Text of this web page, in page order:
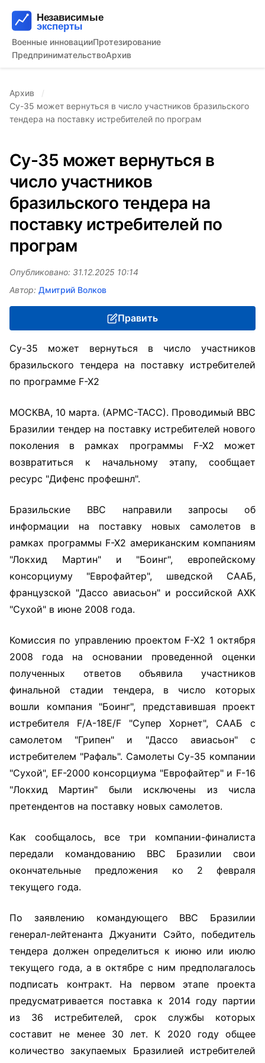
Военные инновацииПротезирование
ПредпринимательствоАрхив
Архив
Су-35 может вернуться в число участников бразильского
тендера на поставку истребителей по програм
Су-35 может вернуться в
число участников
бразильского тендера на
поставку истребителей по
програм
Опубликовано: 31.12.2025 10:14
Автор: Дмитрий Волков
Править
Су-35 может вернуться в число участников
бразильского тендера на поставку истребителей
по программе F-X2
МОСКВА, 10 марта. (АРМС-ТАСС). Проводимый ВВС
Бразилии тендер на поставку истребителей нового
поколения в рамках программы F-X2 может
возвратиться к начальному этапу, сообщает
ресурс "Дифенс профешнл".
Бразильские ВВС направили запросы об
информации на поставку новых самолетов в
рамках программы F-X2 американским компаниям
"Локхид Мартин" и "Боинг", европейскому
консорциуму "Еврофайтер", шведской СААБ,
французской "Дассо авиасьон" и российской АХК
"Сухой" в июне 2008 года.
Комиссия по управлению проектом F-X2 1 октября
2008 года на основании проведенной оценки
полученных ответов объявила участников
финальной стадии тендера, в число которых
вошли компания "Боинг", представившая проект
истребителя F/A-18E/F "Супер Хорнет", СААБ с
самолетом "Грипен" и "Дассо авиасьон" с
истребителем "Рафаль". Самолеты Су-35 компании
"Сухой", EF-2000 консорциума "Еврофайтер" и F-16
"Локхид Мартин" были исключены из числа
претендентов на поставку новых самолетов.
Как сообщалось, все три компании-финалиста
передали командованию ВВС Бразилии свои
окончательные предложения ко 2 февраля
текущего года.
По заявлению командующего ВВС Бразилии
генерал-лейтенанта Джуанити Сэйто, победитель
тендера должен определиться к июню или июлю
текущего года, а в октябре с ним предполагалось
подписать контракт. На первом этапе проекта
предусматривается поставка к 2014 году партии
из 36 истребителей, срок службы которых
составит не менее 30 лет. К 2020 году общее
количество закупаемых Бразилией истребителей